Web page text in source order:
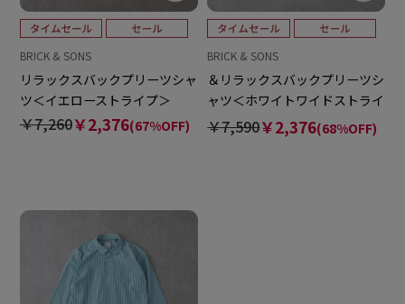
BRICK & SONS
リラックスバックプリーツシャ
ツ＜イエローストライプ＞
￥7,260￥2,376(67%OFF)
BRICK & SONS
＆リラックスバックプリーツシ
ャツ＜ホワイトワイドストライ
プ＞
￥7,590￥2,376(68%OFF)